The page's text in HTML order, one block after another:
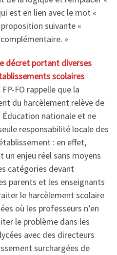
est en lien avec le mot «
suivante «
»
décret portant diverses
scolaires
FP-FO rappelle que la
du harcèlement relève de
Éducation nationale et ne
responsabilité locale des
: en effet,
enjeu réel sans moyens
catégories devant
parents et les enseignants
le harcèlement scolaire
où les professeurs n’en
le problème dans les
avec des directeurs
surchargées de